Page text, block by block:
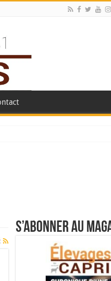
S’abonner au